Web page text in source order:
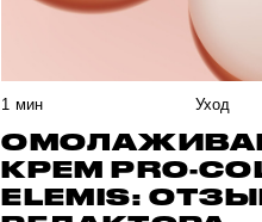
1 мин Уход
КРЕМ PRO-
ELEMIS: